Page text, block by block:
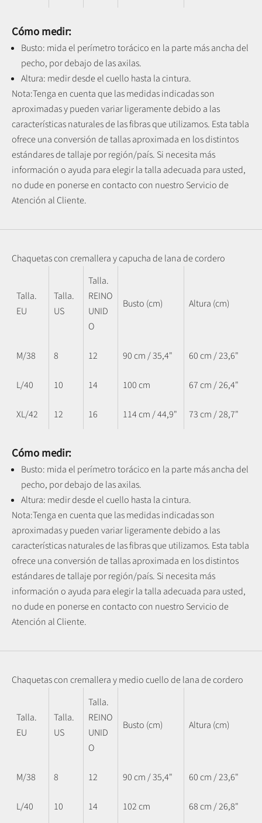
Cómo medir:
Busto: mida el perímetro torácico en la parte más ancha del
pecho, por debajo de las axilas.
Altura: medir desde el cuello hasta la cintura.
Nota:Tenga en cuenta que las medidas indicadas son
aproximadas y pueden variar ligeramente debido a las
características naturales de las fibras que utilizamos. Esta tabla
ofrece una conversión de tallas aproximada en los distintos
estándares de tallaje por región/país. Si necesita más
información o ayuda para elegir la talla adecuada para usted,
no dude en ponerse en contacto con nuestro Servicio de
Atención al Cliente.
Chaquetas con cremallera y capucha de lana de cordero
Talla.
EU
Talla.
US
Talla.
REINO
UNID
O
Busto (cm) Altura (cm)
M/38 8 12 90 cm / 35,4" 60 cm / 23,6"
L/40 10 14 100 cm 67 cm / 26,4"
XL/42 12 16 114 cm / 44,9" 73 cm / 28,7"
Cómo medir:
Busto: mida el perímetro torácico en la parte más ancha del
pecho, por debajo de las axilas.
Altura: medir desde el cuello hasta la cintura.
Nota:Tenga en cuenta que las medidas indicadas son
aproximadas y pueden variar ligeramente debido a las
características naturales de las fibras que utilizamos. Esta tabla
ofrece una conversión de tallas aproximada en los distintos
estándares de tallaje por región/país. Si necesita más
información o ayuda para elegir la talla adecuada para usted,
no dude en ponerse en contacto con nuestro Servicio de
Atención al Cliente.
Chaquetas con cremallera y medio cuello de lana de cordero
Talla.
EU
Talla.
US
Talla.
REINO
UNID
O
Busto (cm) Altura (cm)
M/38 8 12 90 cm / 35,4" 60 cm / 23,6"
L/40 10 14 102 cm 68 cm / 26,8"